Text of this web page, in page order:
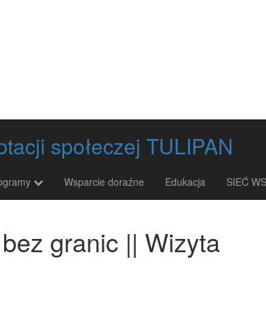
społeczej TULIPAN
Wsparcie doraźne Edukacja SIEĆ
granic || Wizyta